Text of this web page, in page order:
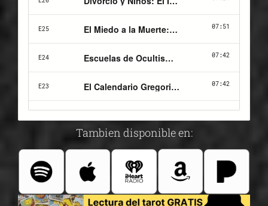
Tambien disponible en: